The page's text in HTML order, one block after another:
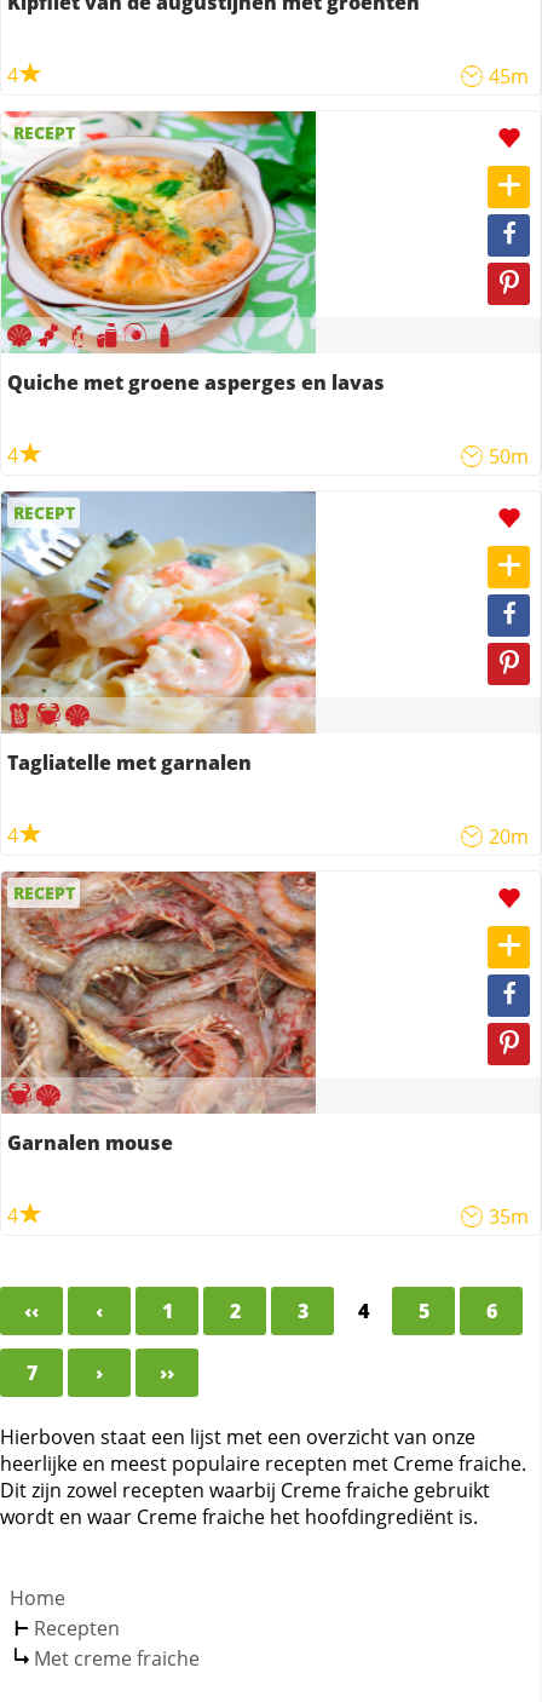
4 45m
RECEPT
Quiche met groene asperges en lavas
4 50m
RECEPT
Tagliatelle met garnalen
4 20m
RECEPT
Garnalen mouse
4 35m
‹‹ ‹ 1 2 3 4 5 6
7 › ››
Hierboven staat een lijst met een overzicht van onze
heerlijke en meest populaire recepten met Creme fraiche.
Dit zijn zowel recepten waarbij Creme fraiche gebruikt
wordt en waar Creme fraiche het hoofdingrediënt is.
Home
Recepten
Met creme fraiche